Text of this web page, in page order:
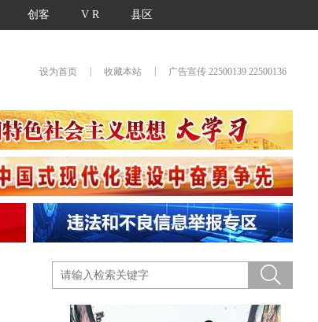
创客 V R 县区
设为首页 收藏本站 广告宣传 22500139 22500136